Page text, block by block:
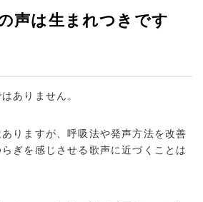
声は生まれつきです
ありません。
りますが、呼吸法や発声方法を改善
ぎを感じさせる歌声に近づくことは